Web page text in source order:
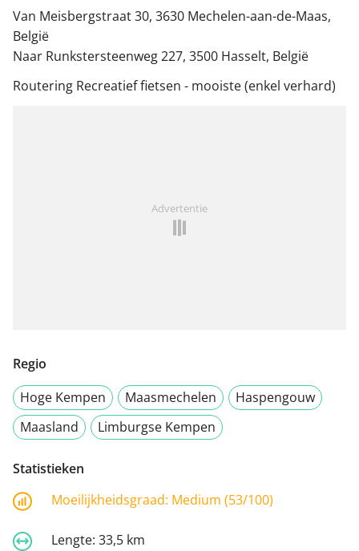
Van Meisbergstraat 30, 3630 Mechelen-aan-de-Maas,
België
Naar Runkstersteenweg 227, 3500 Hasselt, België
Routering Recreatief fietsen - mooiste (enkel verhard)
Advertentie
Regio
Hoge Kempen
Maasmechelen
Haspengouw
Maasland
Limburgse Kempen
Statistieken
Moeilijkheidsgraad: Medium (53/100)
Lengte: 33,5 km